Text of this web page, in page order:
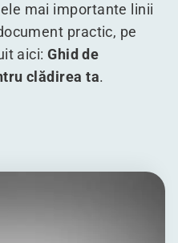
mai importante linii
practic, pe
aici:Ghid de
clădirea ta.